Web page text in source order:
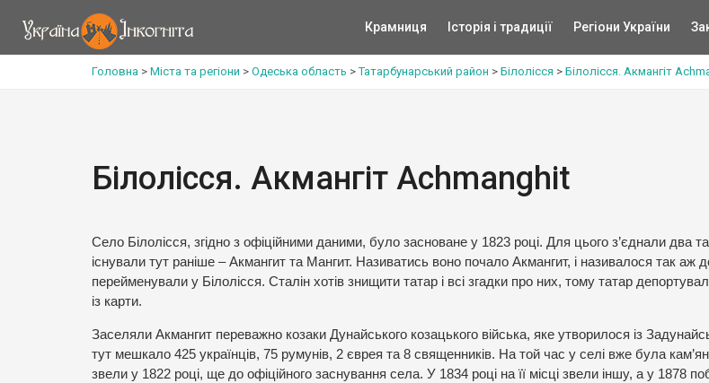
Крамниця Історія і традиції Регіони України
Головна > Міста та регіони > Одеська область >Татарбунарський район > Білолісся > Білолісся. Акмангіт
Білолісся. Акмангіт Achmanghit
Село Білолісся, згідно з офіційними даними, було засноване у 1823 році. Для цього з’єднали два
існували тут раніше – Акмангит та Мангит. Називатись воно почало Акмангит, і називалося так аж
перейменували у Білолісся. Сталін хотів знищити татар і всі згадки про них, тому татар
із карти.
Заселяли Акмангит переважно козаки Дунайського козацького війська, яке утворилося із
тут мешкало 425 українців, 75 румунів, 2 єврея та 8 священників. На той час у селі вже була
звели у 1822 році, ще до офіційного заснування села. У 1834 році на її місці звели іншу, а у 1878